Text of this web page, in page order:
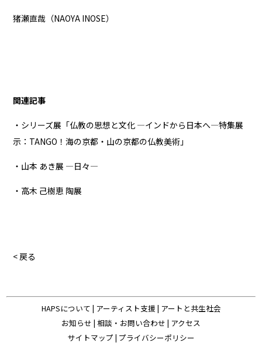
猪瀬直哉（NAOYA INOSE）
関連記事
・シリーズ展「仏教の思想と文化 ―インドから日本へ―特集展
示：TANGO！海の京都・山の京都の仏教美術」
・山本 あき展 —日々—
・高木 己樹恵 陶展
< 戻る
HAPSについて | アーティスト支援 | アートと共生社会
お知らせ | 相談・お問い合わせ | アクセス
サイトマップ | プライバシーポリシー